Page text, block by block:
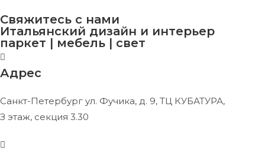
Свяжитесь с нами
Итальянский дизайн и интерьер
паркет | мебель | свет
Адрес
Санкт-Петербург ул. Фучика, д. 9, ТЦ КУБАТУРА,
З этаж, секция 3.30